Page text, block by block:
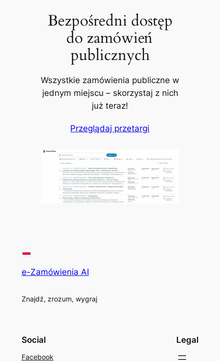
Bezpośredni dostęp
do zamówień
publicznych
Wszystkie zamówienia publiczne w
jednym miejscu – skorzystaj z nich
już teraz!
Przeglądaj przetargi
e-Zamówienia AI
Znajdź, zrozum, wygraj
Social
Facebook
Legal